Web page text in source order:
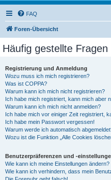
FAQ
Foren-Übersicht
Häufig gestellte Fragen
Registrierung und Anmeldung
Wozu muss ich mich registrieren?
Was ist COPPA?
Warum kann ich mich nicht registrieren?
Ich habe mich registriert, kann mich aber
Warum kann ich mich nicht anmelden?
Ich habe mich vor einiger Zeit registriert,
Ich habe mein Passwort vergessen!
Warum werde ich automatisch
Wozu ist die Funktion „Alle Cookies
Benutzerpräferenzen und -
Wie kann ich meine Einstellungen ändern?
Wie kann ich verhindern, dass mein